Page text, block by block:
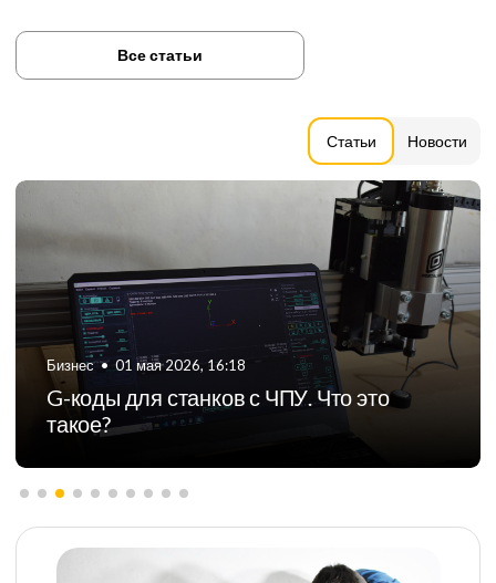
Статьи Новости
Все статьи
Бизнес • 06 августа 2024, 11:21
ТОП-5 российских производителей
фрезерных станков с ЧПУ